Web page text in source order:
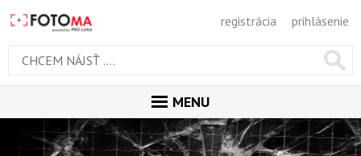
registrácia prihlásenie
MENU
ÚVOD